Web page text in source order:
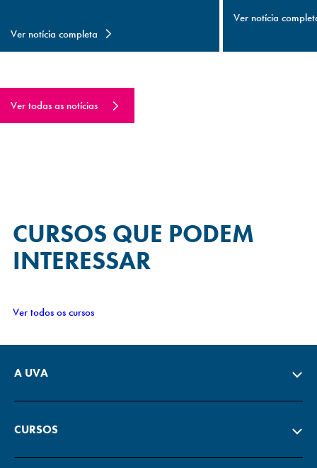
Ver notícia completa
Ver notícia
Ver todas as notícias
CURSOS QUE PODEM
INTERESSAR
Ver todos os cursos
A UVA
CURSOS